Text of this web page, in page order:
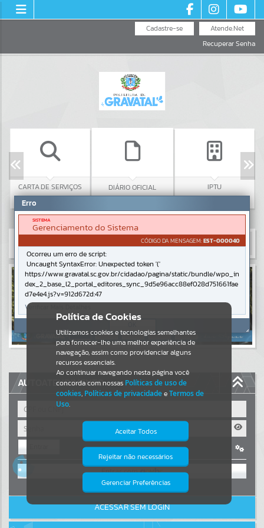
Atende.Net
Cadastre-se
Recuperar Senha
CARTA DE SERVIÇOS DIÁRIO OFICIAL IPTU
Resultados para""
Portais
Por favor, aguarde...
NOTÍCIAS
Por favor, aguarde...
Por favor, aguarde...
Por favor, aguarde...
AUTOATENDIMENTO
OU
Cadastre-se|Recuperar Senha
ACESSAR SEM LOGIN
Política de Cookies
Utilizamos cookies e tecnologias semelhantes
para fornecer-lhe uma melhor experiência de
navegação, assim como providenciar alguns
recursos essenciais.
Ao continuar navegando nesta página você
concorda com nossas Políticas de uso de
cookies, Políticas de privacidadeeTermos de
Uso.
Aceitar Todos
Rejeitar não necessários
Gerenciar Preferências
Isto significa que diversos recursos
providenciados poderão não estar
Erro
SISTEMA
Gerenciamento do Sistema
CÓDIGO DA MENSAGEM:EST-000040
Ocorreu um erro de script:
Uncaught SyntaxError: Unexpected token '('
https://www.gravatal.sc.gov.br/cidadao/pagina/static/bundle/wpo_in
dex_2_base_l2_portal_editores_sync_9d5e96acc88ef028d751661fae
d7e4e4.js?v=912d672d:47
Verificar Mais Detalhes